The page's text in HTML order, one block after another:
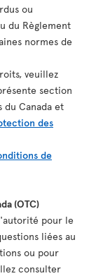
ou
du Règlement
normes de
veuillez
section
du Canada et
des
de
(OTC)
pour le
liées au
ou pour
consulter